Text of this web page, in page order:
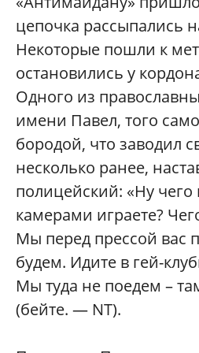
цепочка рассыпались
Некоторые пошли к
остановились у
Одного из
имени Павел, того
бородой, что заводил
несколько ранее,
полицейский: «Ну чего
камерами играете?
Мы перед прессой вас
будем. Идите в гей-
Мы туда не поедем –
(бейте. — NT).